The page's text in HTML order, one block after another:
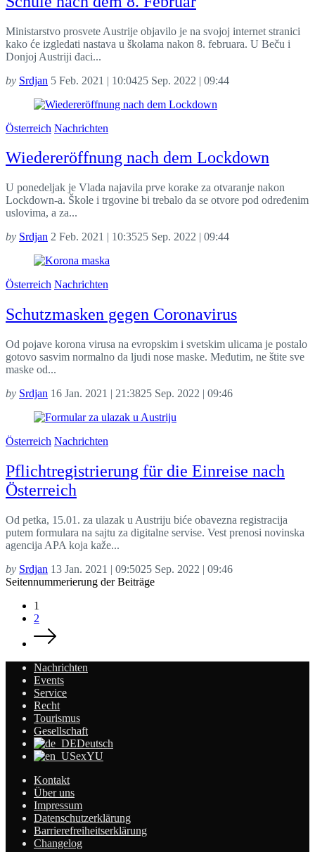
Ministarstvo prosvete Austrije objavilo je na svojoj internet stranici
kako će izgledati nastava u školama nakon 8. februara. U Beču i
Donjoj Austriji đaci...
by Srdjan 5 Feb. 2021 | 10:0425 Sep. 2022 | 09:44
Österreich Nachrichten
Wiedereröffnung nach dem Lockdown
U ponedeljak je Vlada najavila prve korake za otvaranje nakon
Lockdown-a. Škole i trgovine bi trebalo da se otvore pod određenim
uslovima, a za...
by Srdjan 2 Feb. 2021 | 10:3525 Sep. 2022 | 09:44
Österreich Nachrichten
Schutzmasken gegen Coronavirus
Od pojave korona virusa na evropskim i svetskim ulicama je postalo
gotovo sasvim normalno da ljudi nose maske. Međutim, ne štite sve
maske od...
by Srdjan 16 Jan. 2021 | 21:3825 Sep. 2022 | 09:46
Österreich Nachrichten
Pflichtregistrierung für die Einreise nach
Österreich
Od petka, 15.01. za ulazak u Austriju biće obavezna registracija
putem formulara na sajtu za digitalne servise. Vest prenosi novinska
agencija APA koja kaže...
by Srdjan 13 Jan. 2021 | 09:5025 Sep. 2022 | 09:46
Seitennummerierung der Beiträge
1
2
Nachrichten
Events
Service
Recht
Tourismus
Gesellschaft
Deutsch
exYU
Kontakt
Über uns
Impressum
Datenschutzerklärung
Barrierefreiheitserklärung
Changelog